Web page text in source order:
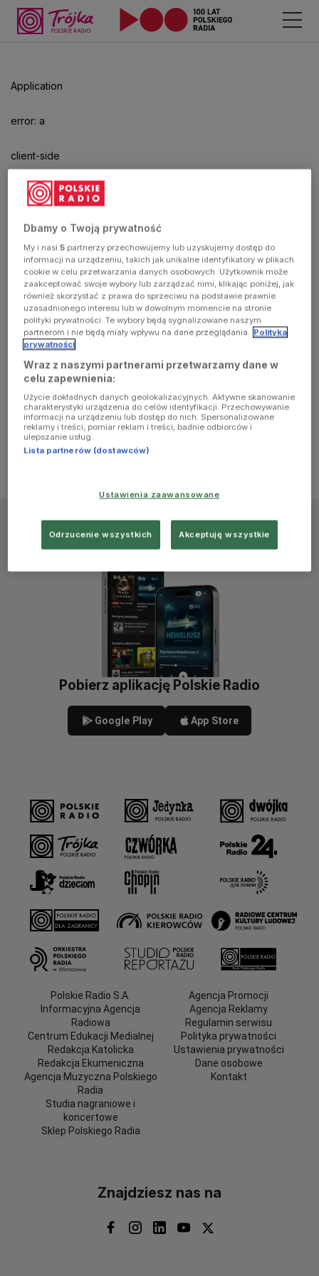
Application
error: a
client-side
exception
has
occurred
(see the
browser
console for
more
information)
aby
odtwarzać.
Pobierz aplikację Polskie Radio
Google Play App Store
Polskie Radio S.A.
Informacyjna Agencja
Radiowa
Centrum Edukacji Medialnej
Redakcja Katolicka
Redakcja Ekumeniczna
Agencja Muzyczna Polskiego
Radia
Studia nagraniowe i
koncertowe
Sklep Polskiego Radia
Agencja Promocji
Agencja Reklamy
Regulamin serwisu
Polityka prywatności
Ustawienia prywatności
Dane osobowe
Kontakt
Znajdziesz nas na
Dbamy o Twoją prywatność
My i nasi5 partnerzy przechowujemy lub uzyskujemy dostęp do
informacji na urządzeniu, takich jak unikalne identyfikatory w plikach
cookie w celu przetwarzania danych osobowych. Użytkownik może
zaakceptować swoje wybory lub zarządzać nimi, klikając poniżej, jak
również skorzystać z prawa do sprzeciwu na podstawie prawnie
uzasadnionego interesu lub w dowolnym momencie na stronie
polityki prywatności. Te wybory będą sygnalizowane naszym
partnerom i nie będą miały wpływu na dane przeglądania. Polityka
prywatności
Wraz z naszymi partnerami przetwarzamy dane w
celu zapewnienia:
Użycie dokładnych danych geolokalizacyjnych. Aktywne skanowanie
charakterystyki urządzenia do celów identyfikacji. Przechowywanie
informacji na urządzeniu lub dostęp do nich. Spersonalizowane
reklamy i treści, pomiar reklam i treści, badnie odbiorców i
ulepszanie usług.
Lista partnerów (dostawców)
Ustawienia zaawansowane
Odrzucenie wszystkich Akceptuję wszystkie